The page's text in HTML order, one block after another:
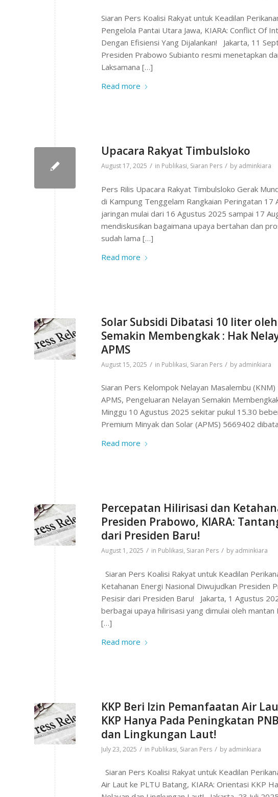
Siaran Pers Koalisi Rakyat untuk Keadilan
Pengelola Pantai Utara Jawa, KIARA: Conflict Of
Dengan Efisiensi Yang Dijalankan! Jakarta, 11
Presiden Prabowo Subianto resmi menetapkan
Laksamana […]
Read more
Upacara Rakyat Timbulsloko
August 17, 2025 / in Publikasi, Siaran Pers / by adminkiara
Pers Rilis Upacara Rakyat Timbulsloko Gerak
di Kampung Tenggelam Rangkaian Peringatan
jaringan mulai dari 16 Agustus 2025 sampai 17
mendiskusikan bagaimana upaya bertahan dan
sudah lama […]
Read more
Solar Subsidi Dibatasi 10 liter
Semakin Membengkak : Hak
APMS
August 15, 2025 / in Publikasi, Siaran Pers / by adminkiara
Siaran Pers Kelompok Nelayan Masalembu
APMS, Pengeluaran Nelayan Semakin
Minggu 10 Agustus 2025 sekitar pukul 15.30
Premium Minyak dan Solar (APMS) 5669402
Read more
Percepatan Hilirisasi dan
Presiden Prabowo, KIARA:
dari Presiden Baru!
August 1, 2025 / in Publikasi, Siaran Pers / by adminkiara
Siaran Pers Koalisi Rakyat untuk Keadilan
Ketahanan Energi Nasional Diwujudkan Presiden
Pesisir dari Presiden Baru! Jakarta, 1 Agustus
berbagai upaya hilirisasi yang dimulai oleh
[…]
Read more
KKP Beri Izin Pemanfaatan Air
KKP Hanya Pada Peningkatan
dan Lingkungan Laut!
July 23, 2025 / in Publikasi, Siaran Pers / by adminkiara
Siaran Pers Koalisi Rakyat untuk Keadilan
Air Laut ke PLTU Batang, KIARA: Orientasi KKP